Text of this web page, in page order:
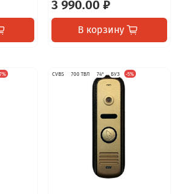
3 990.00 ₽
В корзину
CVBS 700 ТВЛ 74° БУЗ -5%